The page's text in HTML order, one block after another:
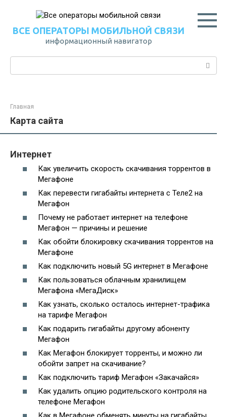
контенту
ВСЕ ОПЕРАТОРЫ МОБИЛЬНОЙ СВЯЗИ
информационный навигатор
Главная
Карта сайта
Интернет
Как увеличить скорость скачивания торрентов в
Мегафоне
Как перевести гигабайты интернета с Теле2 на
Мегафон
Почему не работает интернет на телефоне
Мегафон — причины и решение
Как обойти блокировку скачивания торрентов на
Мегафоне
Как подключить новый 5G интернет в Мегафоне
Как пользоваться облачным хранилищем
Мегафона «МегаДиск»
Как узнать, сколько осталось интернет-трафика
на тарифе Мегафон
Как подарить гигабайты другому абоненту
Мегафон
Как Мегафон блокирует торренты, и можно ли
обойти запрет на скачивание?
Как подключить тариф Мегафон «Закачайся»
Как удалить опцию родительского контроля на
телефоне Мегафон